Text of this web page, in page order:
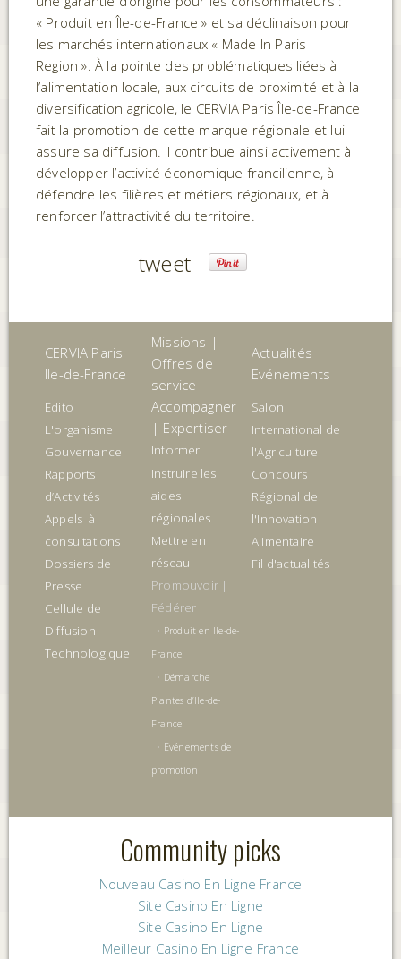
« Produit en Île-de-France » et sa déclinaison pour
les marchés internationaux « Made In Paris
Region ». À la pointe des problématiques liées à
l’alimentation locale, aux circuits de proximité et à la
diversification agricole, le CERVIA Paris Île-de-France
fait la promotion de cette marque régionale et lui
assure sa diffusion. Il contribue ainsi activement à
développer l’activité économique francilienne, à
défendre les filières et métiers régionaux, et à
renforcer l’attractivité du territoire.
tweet
CERVIA Paris
Ile-de-France
Missions |
Offres de
service
Actualités |
Evénements
Edito
L'organisme
Gouvernance
Rapports
d’Activités
Appels à
consultations
Dossiers de
Presse
Cellule de
Diffusion
Technologique
Accompagner
| Expertiser
Informer
Instruire les
aides
régionales
Mettre en
réseau
Promouvoir |
Fédérer
• Produit en Ile-de-
France
• Démarche
Plantes d’Ile-de-
France
• Evénements de
promotion
Salon
International de
l'Agriculture
Concours
Régional de
l'Innovation
Alimentaire
Fil d'actualités
Community picks
Nouveau Casino En Ligne France
Site Casino En Ligne
Site Casino En Ligne
Meilleur Casino En Ligne France